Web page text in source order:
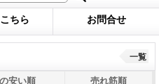
ちら お問合せ
一覧
安い順 売れ筋順